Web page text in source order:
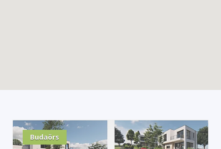
Budaörs